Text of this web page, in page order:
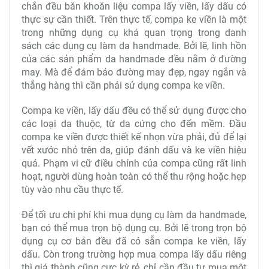
chắn đều băn khoăn liệu compa lấy viền, lấy dấu có
thực sự cần thiết. Trên thực tế, compa ke viền là một
trong những dụng cụ khá quan trọng trong danh
sách các dụng cụ làm da handmade. Bởi lẽ, linh hồn
của các sản phẩm da handmade đều nằm ở đường
may. Mà để đảm bảo đường may đẹp, ngay ngắn và
thẳng hàng thì cần phải sử dụng compa ke viền.
Compa ke viền, lấy dấu đều có thể sử dụng được cho
các loại da thuộc, từ da cứng cho đến mềm. Đầu
compa ke viền được thiết kế nhọn vừa phải, đủ để lại
vết xước nhỏ trên da, giúp đánh dấu và ke viền hiệu
quả. Phạm vi cữ điều chỉnh của compa cũng rất linh
hoạt, người dùng hoàn toàn có thể thu rộng hoặc hẹp
tùy vào nhu cầu thực tế.
Để tối ưu chi phí khi mua dụng cụ làm da handmade,
bạn có thể mua trọn bộ dụng cụ. Bởi lẽ trong trọn bộ
dụng cụ cơ bản đều đã có sẵn compa ke viền, lấy
dấu. Còn trong trường hợp mua compa lấy dấu riêng